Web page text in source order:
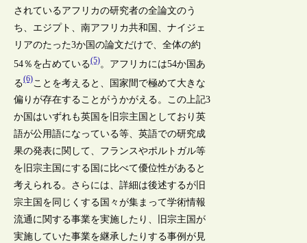
されているアフリカの研究者の全論文のう
ち、エジプト、南アフリカ共和国、ナイジェ
リアのたった3か国の論文だけで、全体の約
54％を占めている(5)。アフリカには54か国あ
る(6)ことを考えると、国家間で極めて大きな
偏りが存在することがうかがえる。この上記3
か国はいずれも英国を旧宗主国としており英
語が公用語になっている等、英語での研究成
果の発表に関して、フランスやポルトガル等
を旧宗主国にする国に比べて優位性があると
考えられる。さらには、詳細は後述するが旧
宗主国を同じくする国々が集まって学術情報
流通に関する事業を実施したり、旧宗主国が
実施していた事業を継承したりする事例が見